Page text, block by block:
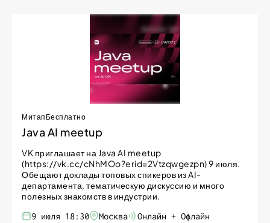
Митап Бесплатно
Java AI meetup
VK приглашает на Java AI meetup
(https://vk.cc/cNhMOo?erid=2Vtzqwgezpn) 9 июля.
Обещают доклады топовых спикеров из AI-
департамента, тематическую дискуссию и много
полезных знакомств в индустрии.
9 июля 18:30
Москва Онлайн + Офлайн